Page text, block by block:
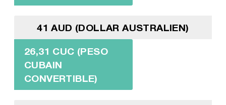
41 AUD (DOLLAR AUSTRALIEN)
26,31 CUC (PESO
CUBAIN
CONVERTIBLE)